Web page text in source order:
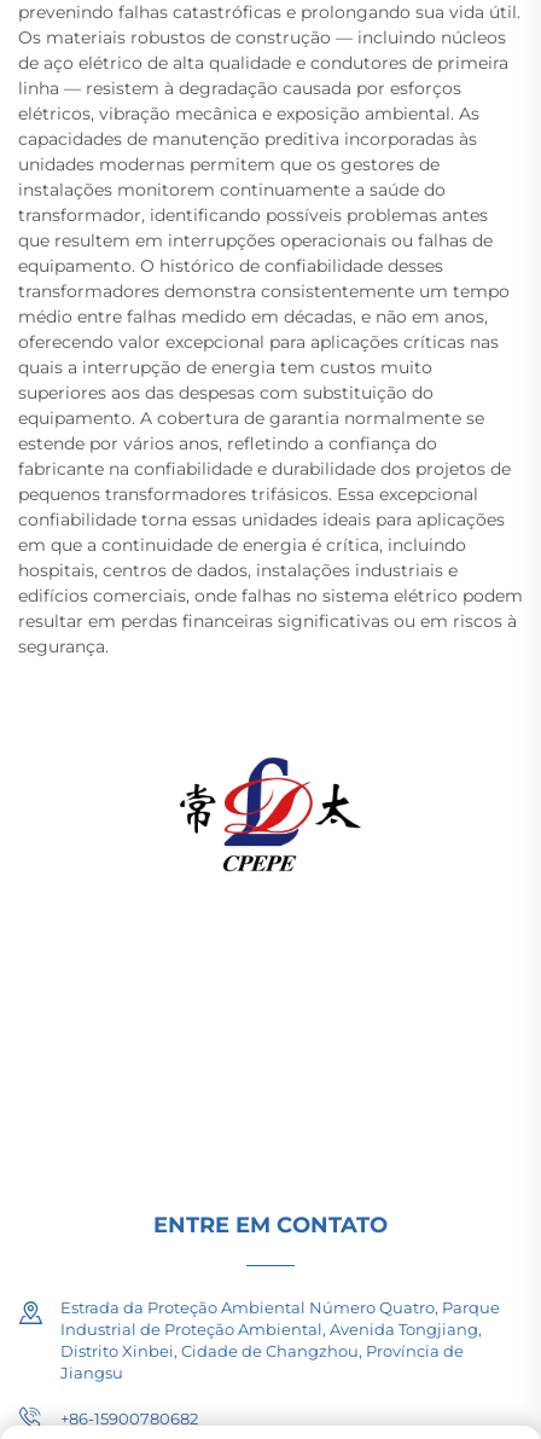
prevenindo falhas catastróficas e prolongando sua vida útil.
Os materiais robustos de construção — incluindo núcleos
de aço elétrico de alta qualidade e condutores de primeira
linha — resistem à degradação causada por esforços
elétricos, vibração mecânica e exposição ambiental. As
capacidades de manutenção preditiva incorporadas às
unidades modernas permitem que os gestores de
instalações monitorem continuamente a saúde do
transformador, identificando possíveis problemas antes
que resultem em interrupções operacionais ou falhas de
equipamento. O histórico de confiabilidade desses
transformadores demonstra consistentemente um tempo
médio entre falhas medido em décadas, e não em anos,
oferecendo valor excepcional para aplicações críticas nas
quais a interrupção de energia tem custos muito
superiores aos das despesas com substituição do
equipamento. A cobertura de garantia normalmente se
estende por vários anos, refletindo a confiança do
fabricante na confiabilidade e durabilidade dos projetos de
pequenos transformadores trifásicos. Essa excepcional
confiabilidade torna essas unidades ideais para aplicações
em que a continuidade de energia é crítica, incluindo
hospitais, centros de dados, instalações industriais e
edifícios comerciais, onde falhas no sistema elétrico podem
resultar em perdas financeiras significativas ou em riscos à
segurança.
ENTRE EM CONTATO
Estrada da Proteção Ambiental Número Quatro, Parque
Industrial de Proteção Ambiental, Avenida Tongjiang,
Distrito Xinbei, Cidade de Changzhou, Província de
Jiangsu
+86-15900780682